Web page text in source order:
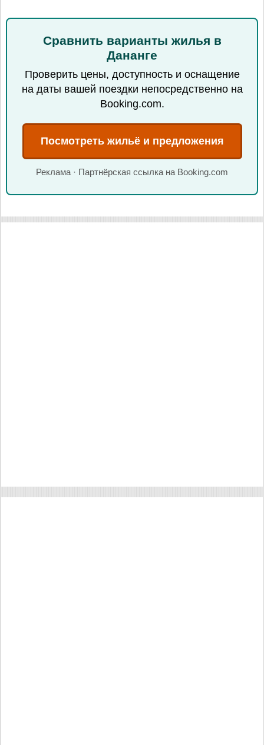
Сравнить варианты жилья в
Дананге
Проверить цены, доступность и оснащение
на даты вашей поездки непосредственно на
Booking.com.
Посмотреть жильё и предложения
Реклама · Партнёрская ссылка на Booking.com